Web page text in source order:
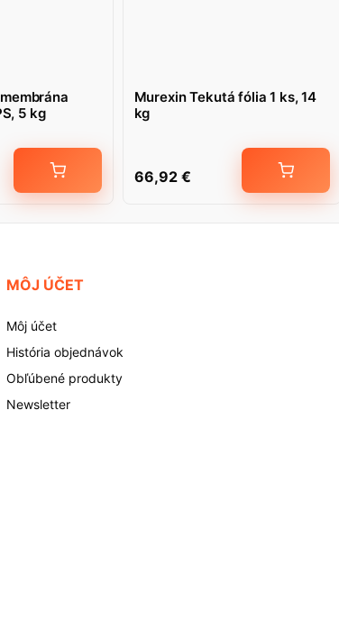
5 kg
Murexin Tekutá fólia 1 ks, 14
kg
66,92 €
MÔJ ÚČET
Môj účet
História objednávok
Obľúbené produkty
Newsletter